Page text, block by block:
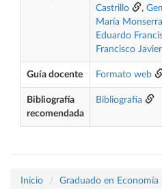
Castrillo
,
María
Eduardo
Francisco
Guía docente Formato web
Bibliografía
recomendada
Bibliografía
Inicio Graduado en Economía